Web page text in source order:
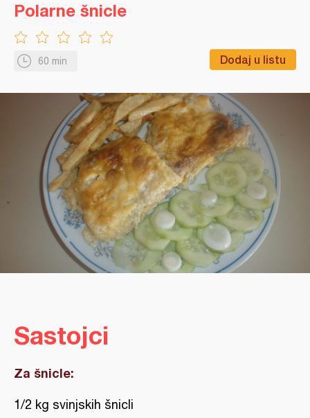
60 min Dodaj u listu
Polarne šnicle
Sastojci
Za šnicle:
1/2 kg svinjskih šnicli